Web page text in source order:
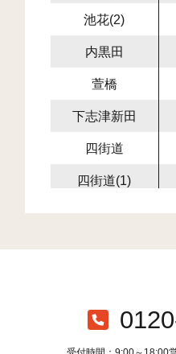
池花(2)
内黒田
萱橋
下志津新田
四街道
四街道(1)
四街道(2)
鹿放ケ丘